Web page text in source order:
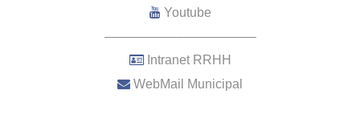
Youtube
–––––––––––––––––––––
Intranet RRHH
WebMail Municipal